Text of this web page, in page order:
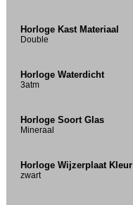
Horloge Kast Materiaal
Double
Horloge Waterdicht
3atm
Horloge Soort Glas
Mineraal
Horloge Wijzerplaat Kleur
zwart